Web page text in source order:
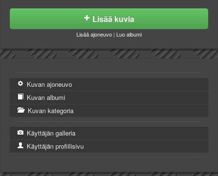
Palaute
Lisää kuvia
Lisää ajoneuvo | Luo albumi
Kuvan ajoneuvo
Kuvan albumi
Kuvan kategoria
Käyttäjän galleria
Käyttäjän profiilisivu